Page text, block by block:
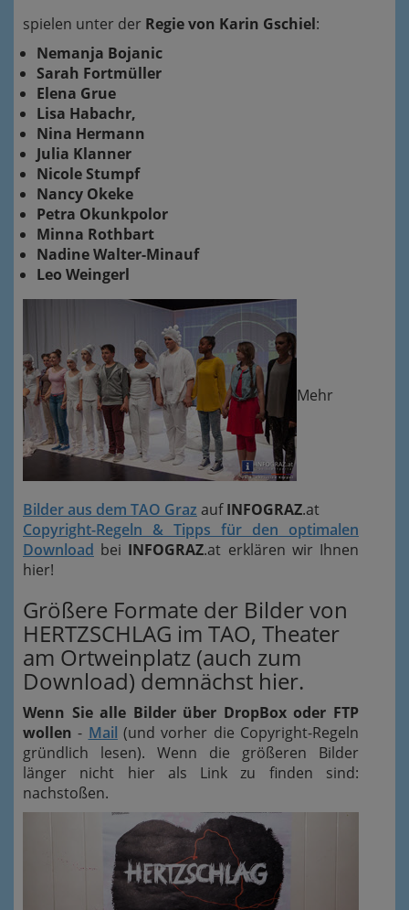
spielen unter der Regie von Karin Gschiel:
Nemanja Bojanic
Sarah Fortmüller
Elena Grue
Lisa Habachr,
Nina Hermann
Julia Klanner
Nicole Stumpf
Nancy Okeke
Petra Okunkpolor
Minna Rothbart
Nadine Walter-Minauf
Leo Weingerl
Mehr
Bilder aus dem TAO Graz aufINFOGRAZ.at
Copyright-Regeln & Tipps für den optimalen
Download bei INFOGRAZ.at erklären wir Ihnen
hier!
Größere Formate der Bilder von
HERTZSCHLAG im TAO, Theater
am Ortweinplatz (auch zum
Download) demnächst hier.
Wenn Sie alle Bilder über DropBox oder FTP
wollen - Mail (und vorher die Copyright-Regeln
gründlich lesen). Wenn die größeren Bilder
länger nicht hier als Link zu finden sind:
nachstoßen.